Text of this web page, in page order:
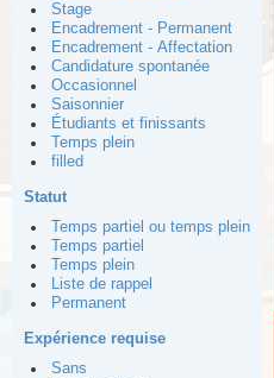
Stage
Encadrement - Permanent
Encadrement - Affectation
Candidature spontanée
Occasionnel
Saisonnier
Étudiants et finissants
Temps plein
filled
Statut
Temps partiel ou temps plein
Temps partiel
Temps plein
Liste de rappel
Permanent
Expérience requise
Sans